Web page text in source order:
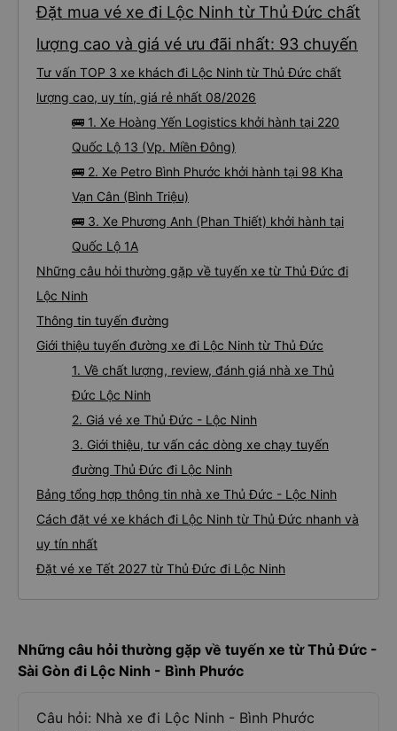
Đặt mua vé xe đi Lộc Ninh từ Thủ Đức chất
lượng cao và giá vé ưu đãi nhất: 93 chuyến
Tư vấn TOP 3 xe khách đi Lộc Ninh từ Thủ Đức chất
lượng cao, uy tín, giá rẻ nhất 08/2026
🚌 1. Xe Hoàng Yến Logistics khởi hành tại 220
Quốc Lộ 13 (Vp. Miền Đông)
🚌 2. Xe Petro Bình Phước khởi hành tại 98 Kha
Vạn Cân (Bình Triệu)
🚌 3. Xe Phương Anh (Phan Thiết) khởi hành tại
Quốc Lộ 1A
Những câu hỏi thường gặp về tuyến xe từ Thủ Đức đi
Lộc Ninh
Thông tin tuyến đường
Giới thiệu tuyến đường xe đi Lộc Ninh từ Thủ Đức
1. Về chất lượng, review, đánh giá nhà xe Thủ
Đức Lộc Ninh
2. Giá vé xe Thủ Đức - Lộc Ninh
3. Giới thiệu, tư vấn các dòng xe chạy tuyến
đường Thủ Đức đi Lộc Ninh
Bảng tổng hợp thông tin nhà xe Thủ Đức - Lộc Ninh
Cách đặt vé xe khách đi Lộc Ninh từ Thủ Đức nhanh và
uy tín nhất
Đặt vé xe Tết 2027 từ Thủ Đức đi Lộc Ninh
Những câu hỏi thường gặp về tuyến xe từ Thủ Đức -
Sài Gòn đi Lộc Ninh - Bình Phước
Câu hỏi: Nhà xe đi Lộc Ninh - Bình Phước